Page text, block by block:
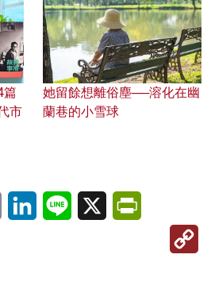
篇
市
她留餘想離俗塵──溶化在幽
蘭巷的小雪球
Email LinkedInLine X